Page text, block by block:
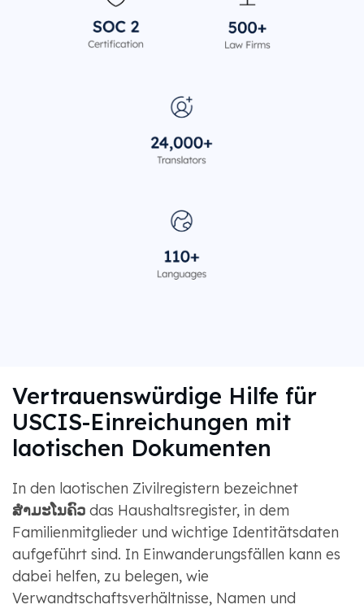
Vertrauenswürdige Hilfe für
USCIS-Einreichungen mit
laotischen Dokumenten
In den laotischen Zivilregistern bezeichnet
ສຳມະໂນຄົວdas Haushaltsregister, in dem
Familienmitglieder und wichtige Identitätsdaten
aufgeführt sind. In Einwanderungsfällen kann es
dabei helfen, zu belegen, wie
Verwandtschaftsverhältnisse, Namen und